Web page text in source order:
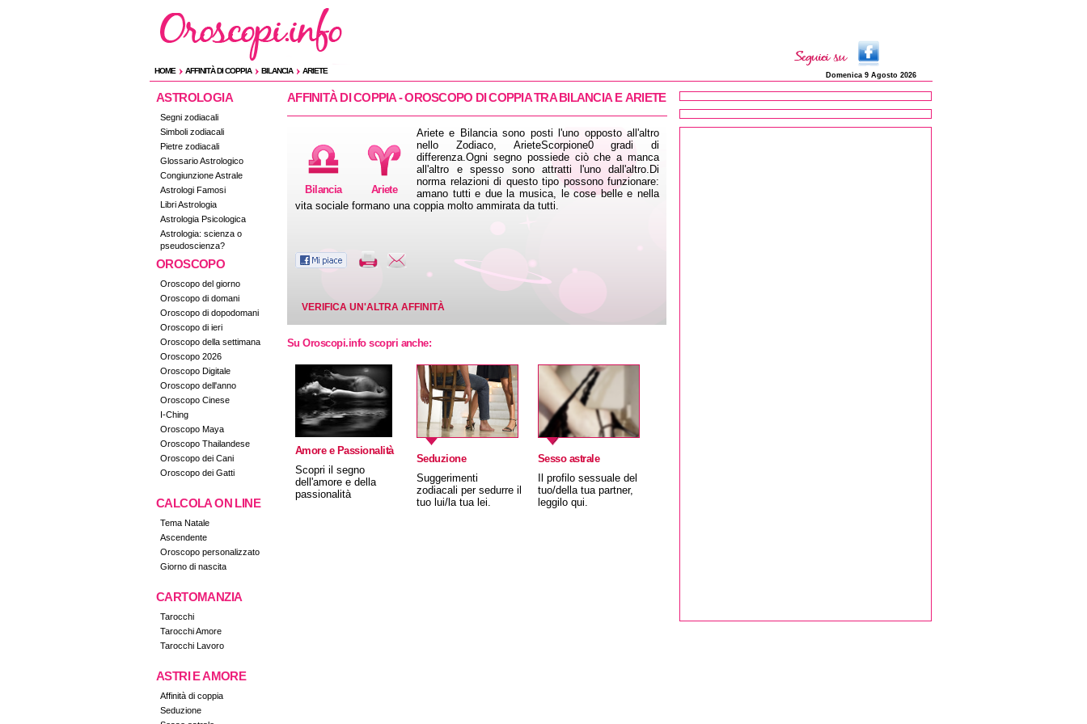
HOME AFFINITÀ DI COPPIA BILANCIA ARIETE Domenica 9 Agosto 2026
ASTROLOGIA
Segni zodiacali
Simboli zodiacali
Pietre zodiacali
Glossario Astrologico
Congiunzione Astrale
Astrologi Famosi
Libri Astrologia
Astrologia Psicologica
Astrologia: scienza o
pseudoscienza?
OROSCOPO
Oroscopo del giorno
Oroscopo di domani
Oroscopo di dopodomani
Oroscopo di ieri
Oroscopo della settimana
Oroscopo 2026
Oroscopo Digitale
Oroscopo dell'anno
Oroscopo Cinese
I-Ching
Oroscopo Maya
Oroscopo Thailandese
Oroscopo dei Cani
Oroscopo dei Gatti
CALCOLA ON LINE
Tema Natale
Ascendente
Oroscopo personalizzato
Giorno di nascita
CARTOMANZIA
Tarocchi
Tarocchi Amore
Tarocchi Lavoro
ASTRI E AMORE
Affinità di coppia
Seduzione
AFFINITÀ DI COPPIA - OROSCOPO DI COPPIA TRABILANCIA EARIETE
Bilancia Ariete
Ariete e Bilancia sono posti l'uno opposto all'altro
nello Zodiaco, ArieteScorpione0 gradi di
differenza.Ogni segno possiede ciò che a manca
all'altro e spesso sono attratti l'uno dall'altro.Di
norma relazioni di questo tipo possono funzionare:
amano tutti e due la musica, le cose belle e nella
vita sociale formano una coppia molto ammirata da tutti.
VERIFICA UN'ALTRA AFFINITÀ
Su Oroscopi.info scopri anche:
Amore e Passionalità
Scopri il segno
dell'amore e della
passionalità
Seduzione
Suggerimenti
zodiacali per sedurre il
tuo lui/la tua lei.
Sesso astrale
Il profilo sessuale del
tuo/della tua partner,
leggilo qui.